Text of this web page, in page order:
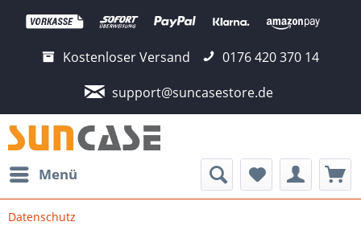
Kostenloser Versand
0176 420 370 14
support@suncasestore.de
Menü
Datenschutz